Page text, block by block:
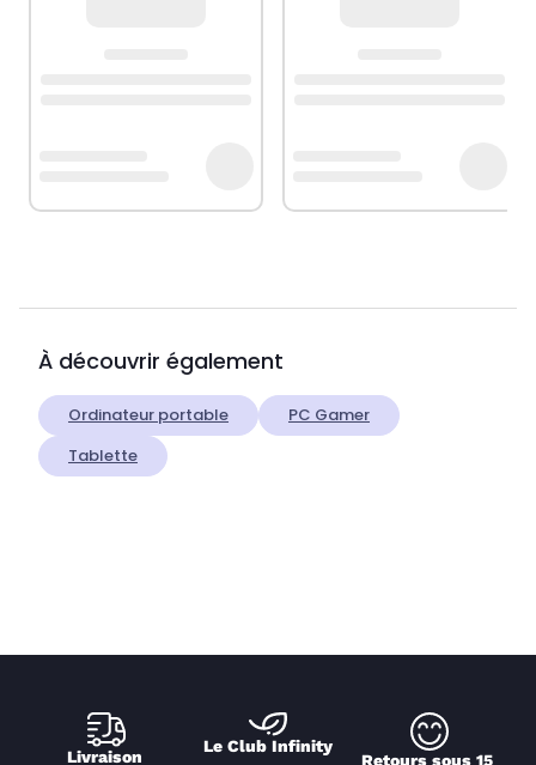
À découvrir également
Ordinateur portable
PC Gamer
Tablette
Livraison
Le Club Infinity
Retours sous 15